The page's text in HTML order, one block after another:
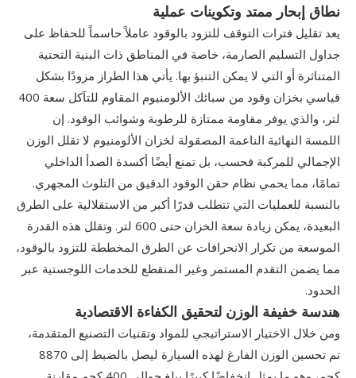
نطاق إبحار ممتد وتكوينات عملية
يعد تقليل فترات التوقف للتزود بالوقود عاملاً حاسماً للحفاظ على
جداول التسليم الصارمة، خاصة في المناطق ذات البنية التحتية
المتناثرة أو التي لا يمكن التنبؤ بها. يأتي هذا الطراز مزودًا بشكل
قياسي بخزان وقود من سبائك الألومنيوم المقاوم للتآكل سعة 400
لتر، والذي يوفر مقاومة ممتازة للرطوبة وشوائب الوقود. إن
اللمسة النهائية الناعمة المصقولة لخزان الألومنيوم لا تقلل الوزن
الإجمالي للمركبة فحسب، بل تمنع أيضًا أكسدة الصدأ الداخلي
تمامًا، مما يحمي نظام حقن الوقود الدقيق من التلوث المجهري.
بالنسبة للعمليات التي تتطلب قدرًا أكبر من الاستقلالية على الطرق
البعيدة، يمكن زيادة سعة الخزان حتى 600 لتر. وتقلل هذه القدرة
الموسعة من تكرار الانحرافات عن الطرق المخططة للتزود بالوقود،
مما يضمن التقدم المستمر وغير المنقطع للخدمات اللوجستية عبر
الحدود.
هندسة خفيفة الوزن لتحقيق الكفاءة الاقتصادية
ومن خلال الاختيار الاستراتيجي للمواد وتقنيات التصنيع المتقدمة،
تم تحسين الوزن الفارغ لهذه السيارة ليصل بالضبط إلى 8870